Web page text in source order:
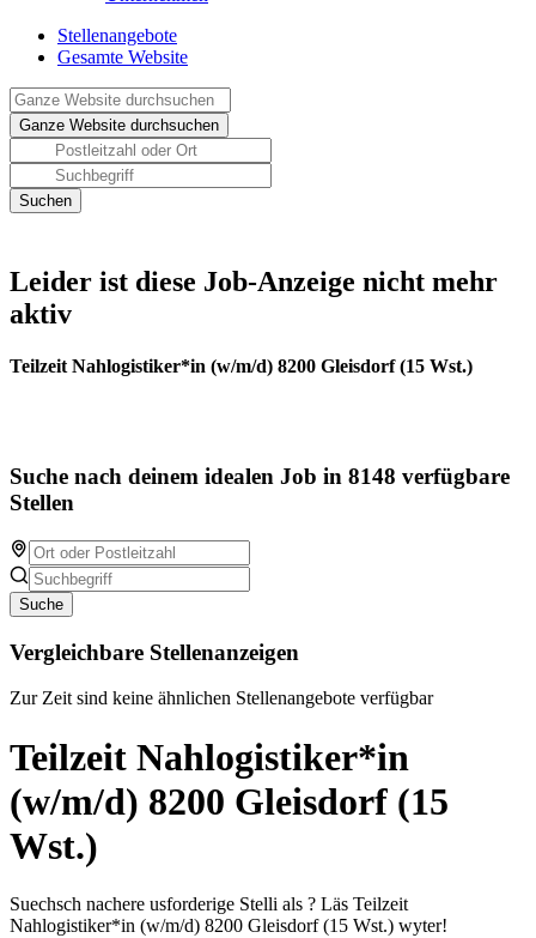
Stellenangebote
Gesamte Website
Leider ist diese Job-Anzeige nicht mehr
aktiv
Teilzeit Nahlogistiker*in (w/m/d) 8200 Gleisdorf (15 Wst.)
Suche nach deinem idealen Job in 8148 verfügbare
Stellen
Suche
Vergleichbare Stellenanzeigen
Zur Zeit sind keine ähnlichen Stellenangebote verfügbar
Teilzeit Nahlogistiker*in
(w/m/d) 8200 Gleisdorf (15
Wst.)
Suechsch nachere usforderige Stelli als ? Läs Teilzeit
Nahlogistiker*in (w/m/d) 8200 Gleisdorf (15 Wst.) wyter!